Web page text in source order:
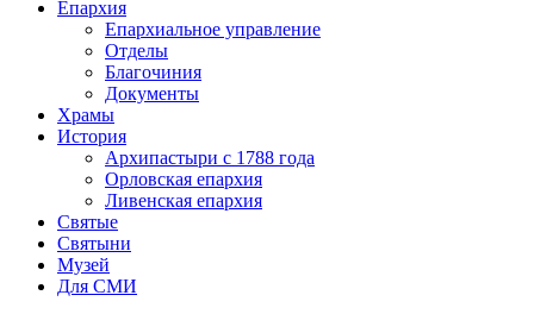
Епархия
Епархиальное управление
Отделы
Благочиния
Документы
Храмы
История
Архипастыри с 1788 года
Орловская епархия
Ливенская епархия
Святые
Святыни
Музей
Для СМИ